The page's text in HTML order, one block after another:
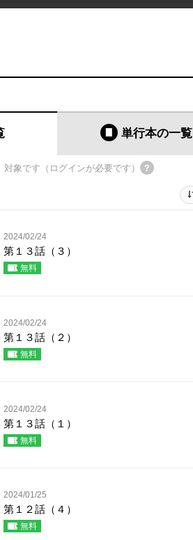
単行本の一覧
対象です（ログインが必要です）
2024/02/24
第１３話（３）
無料
2024/02/24
第１３話（２）
無料
2024/02/24
第１３話（１）
無料
2024/01/25
第１２話（４）
無料